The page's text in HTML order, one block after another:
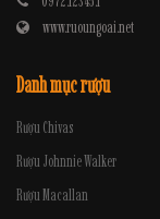
www.ruoungoai.net
Danh mục rượu
Rượu Chivas
Rượu Johnnie Walker
Rượu Macallan